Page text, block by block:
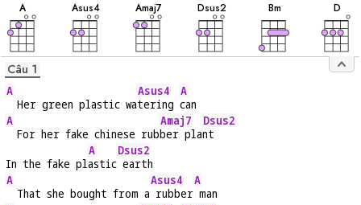
A Asus4 Amaj7 Dsus2 Bm D
Câu 1
A
  Her green plastic wa
Asus4
tering
A
can
A
  For her fake chinese rub
Amaj7
ber pla
Dsus2
nt
In the fake pl
A
astic
Dsus2
earth
A
  That she bought from a
Asus4
rubber
A
man